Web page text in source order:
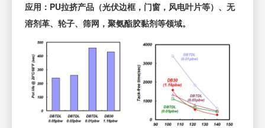
应用：PU拉挤产品（光伏边框，门窗，风电叶片等）、无
溶剂革、轮子、筛网，聚氨酯胶黏剂等领域。